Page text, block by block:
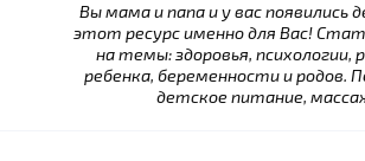
Вы мама и папа и у вас появились
этот ресурс именно для Вас!
на темы: здоровья, психологии,
ребенка, беременности и родов.
детское питание,